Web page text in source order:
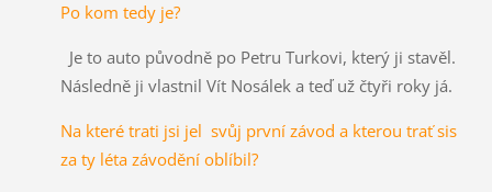
Po kom tedy je?
Je to auto původně po Petru Turkovi, který ji stavěl.
Následně ji vlastnil Vít Nosálek a teď už čtyři roky já.
Na které trati jsi jel svůj první závod a kterou trať sis
za ty léta závodění oblíbil?